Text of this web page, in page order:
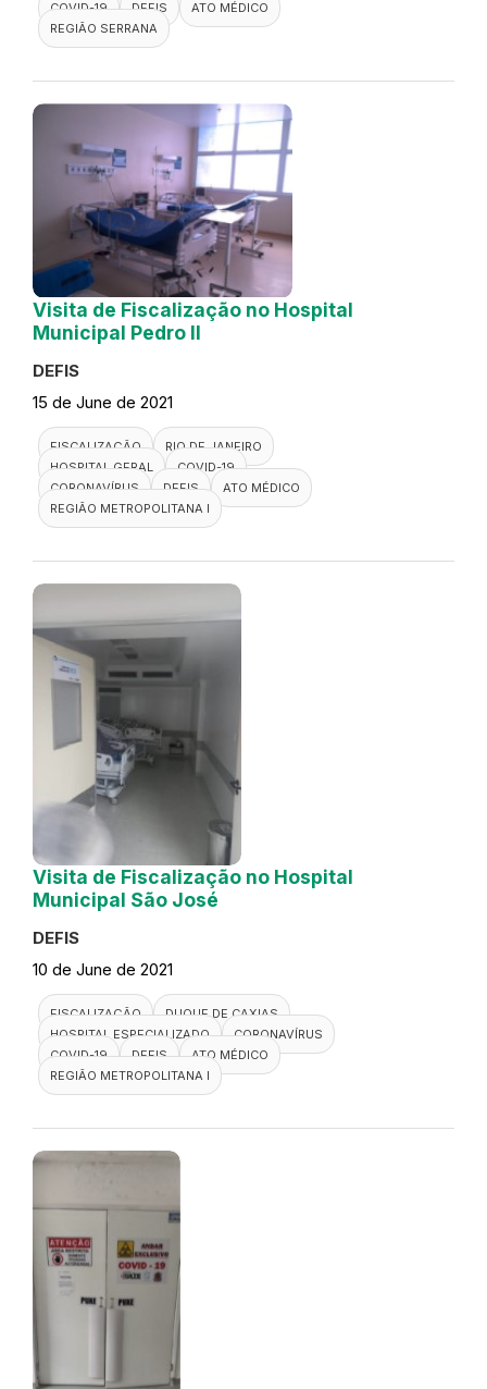
COVID-19 DEFIS
ATO MÉDICO
REGIÃO SERRANA
Visita de Fiscalização no Hospital
Municipal Pedro II
DEFIS
15 de June de 2021
FISCALIZAÇÃO
RIO DE JANEIRO
HOSPITAL GERAL
COVID-19
CORONAVÍRUS
DEFIS
ATO MÉDICO
REGIÃO METROPOLITANA I
Visita de Fiscalização no Hospital
Municipal São José
DEFIS
10 de June de 2021
FISCALIZAÇÃO
DUQUE DE CAXIAS
HOSPITAL ESPECIALIZADO
CORONAVÍRUS
COVID-19
DEFIS
ATO MÉDICO
REGIÃO METROPOLITANA I